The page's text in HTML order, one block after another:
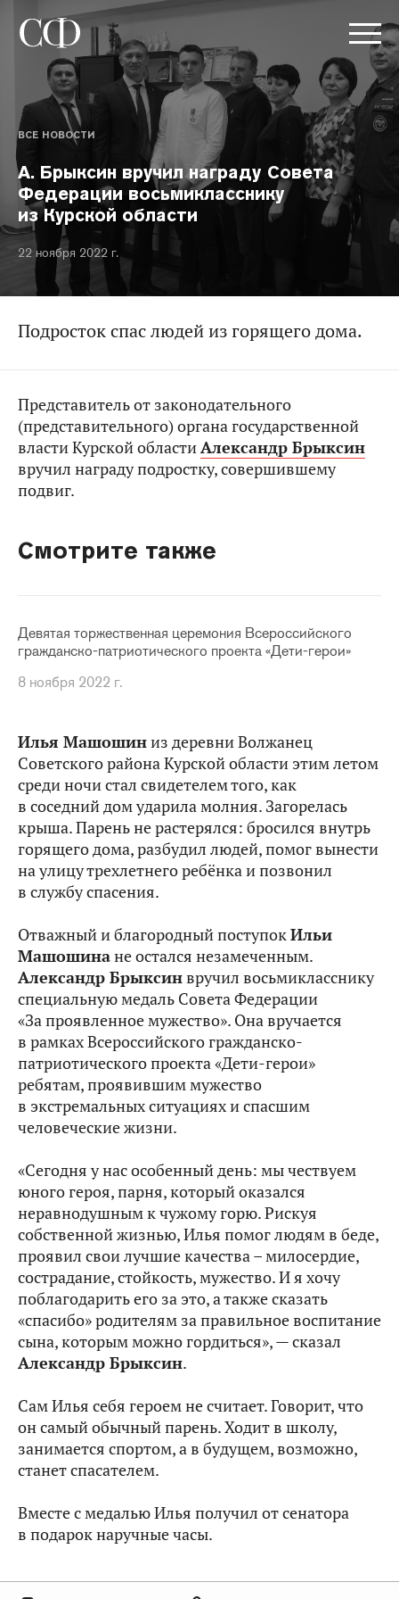
ВСЕ НОВОСТИ
А. Брыксин вручил награду Совета
Федерации восьмикласснику
из Курской области
22 ноября 2022 г.
Подросток спас людей из горящего дома.
Представитель от законодательного
(представительного) органа государственной
власти Курской областиАлександр Брыксин
вручил награду подростку, совершившему
подвиг.
Смотрите также
Девятая торжественная церемония Всероссийского
гражданско-патриотического проекта «Дети-герои»
8 ноября 2022 г.
Илья Машошиниз деревни Волжанец
Советского района Курской области этим летом
среди ночи стал свидетелем того, как
в соседний дом ударила молния. Загорелась
крыша. Парень не растерялся: бросился внутрь
горящего дома, разбудил людей, помог вынести
на улицу трехлетнего ребёнка и позвонил
в службу спасения.
Отважный и благородный поступокИльи
Машошинане остался незамеченным.
Александр Брыксинвручил восьмикласснику
специальную медаль Совета Федерации
«За проявленное мужество». Она вручается
в рамках Всероссийского гражданско-
патриотического проекта «Дети-герои»
ребятам, проявившим мужество
в экстремальных ситуациях и спасшим
человеческие жизни.
«Сегодня у нас особенный день: мы чествуем
юного героя, парня, который оказался
неравнодушным к чужому горю. Рискуя
собственной жизнью, Илья помог людям в беде,
проявил свои лучшие качества – милосердие,
сострадание, стойкость, мужество. И я хочу
поблагодарить его за это, а также сказать
«спасибо» родителям за правильное воспитание
сына, которым можно гордиться», — сказал
Александр Брыксин.
Сам Илья себя героем не считает. Говорит, что
он самый обычный парень. Ходит в школу,
занимается спортом, а в будущем, возможно,
станет спасателем.
Вместе с медалью Илья получил от сенатора
в подарок наручные часы.